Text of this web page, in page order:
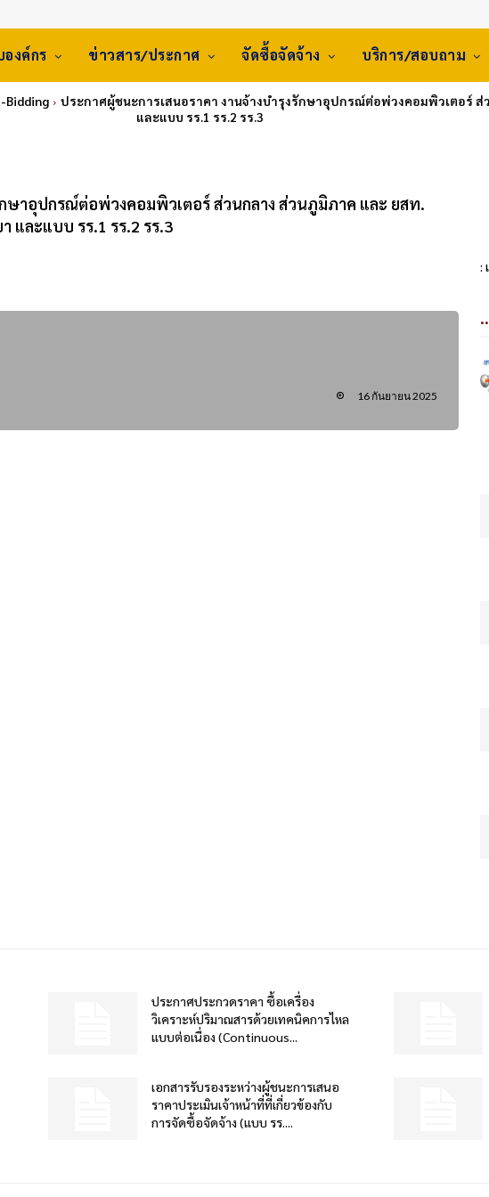
องค์กร ข่าวสาร/ประกาศ จัดซื้อจัดจ้าง บริการ/สอบถาม
Bidding
ประกาศผู้ชนะการเสนอราคา งานจ้างบำรุงรักษาอุปกรณ์ต่อพ่วงคอมพิวเตอร์
และแบบ รร.1 รร.2 รร.3
ษาอุปกรณ์ต่อพ่วงคอมพิวเตอร์ ส่วนกลาง ส่วนภูมิภาค และ ยสท.
และแบบ รร.1 รร.2 รร.3
:
16 กันยายน 2025
ประกาศประกวดราคา ซื้อเครื่อง
วิเคราะห์ปริมาณสารด้วยเทคนิคการไหล
แบบต่อเนื่อง (Continuous...
เอกสารรับรองระหว่างผู้ชนะการเสนอ
ราคาประเมินเจ้าหน้าที่ที่เกี่ยวข้องกับ
การจัดซื้อจัดจ้าง (แบบ รร....